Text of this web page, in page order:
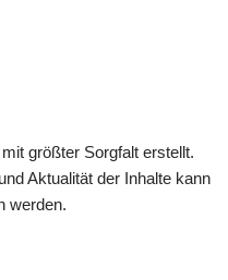
größter Sorgfalt erstellt.
Aktualität der Inhalte kann
werden.